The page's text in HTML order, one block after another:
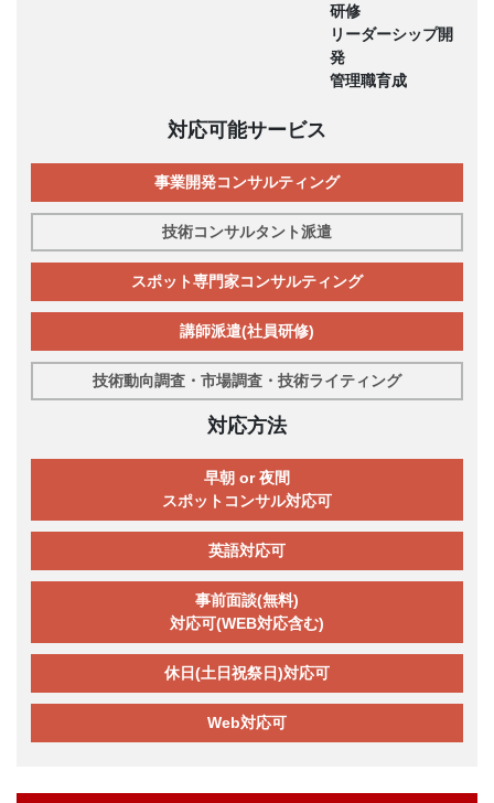
研修
リーダーシップ開
発
管理職育成
対応可能サービス
事業開発コンサルティング
技術コンサルタント派遣
スポット専門家コンサルティング
講師派遣(社員研修)
技術動向調査・市場調査・技術ライティング
対応方法
早朝 or 夜間
スポットコンサル対応可
英語対応可
事前面談(無料)
対応可(WEB対応含む)
休日(土日祝祭日)対応可
Web対応可